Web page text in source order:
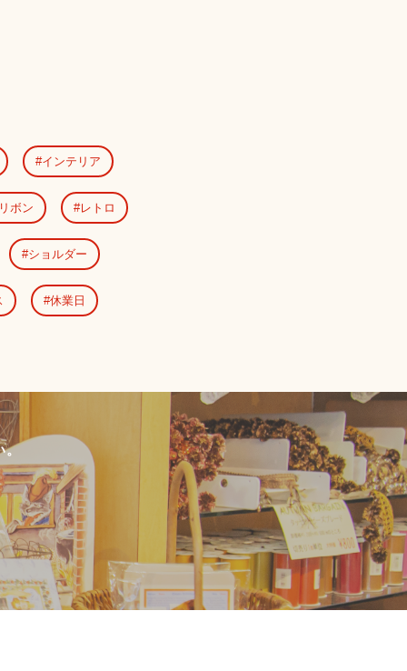
インテリア
ボン レトロ
ショルダー
休業日
。